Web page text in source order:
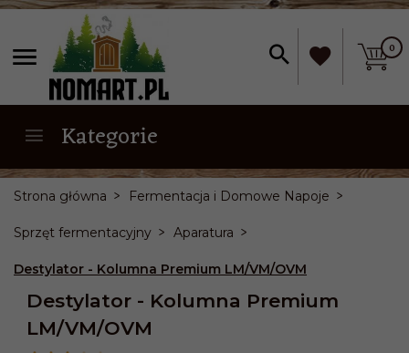
0
Kategorie
Strona główna Fermentacja i Domowe Napoje
Sprzęt fermentacyjny Aparatura
Destylator - Kolumna Premium LM/VM/OVM
Destylator - Kolumna Premium
LM/VM/OVM